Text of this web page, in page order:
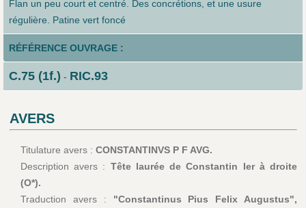
Flan un peu court et centré. Des concrétions, et une usure
régulière. Patine vert foncé
RÉFÉRENCE OUVRAGE :
C.75 (1f.) - RIC.93
AVERS
Titulature avers : CONSTANTINVS P F AVG.
Description avers : Tête laurée de Constantin Ier à droite
(O*).
Traduction avers : "Constantinus Pius Felix Augustus",